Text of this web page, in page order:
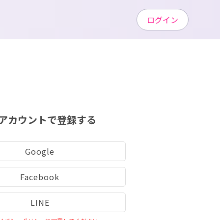
カウントで登録する
Google
Facebook
LINE
ログイン